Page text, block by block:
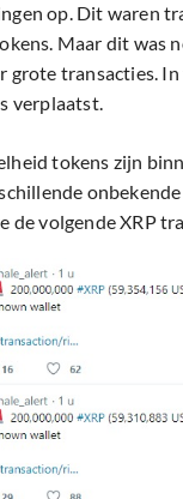
op. Dit waren
Maar dit was
grote transacties.
verplaatst.
tokens zijn
de volgende XRP